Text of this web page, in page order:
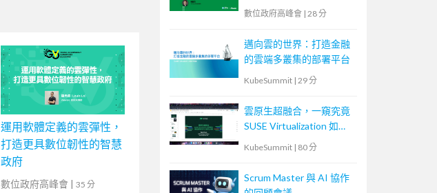
運用軟體定義的雲彈性，
打造更具數位韌性的智慧
政府
數位政府高峰會 | 35 分
數位政府高峰會 | 28 分
邁向雲的世界：打造金融
的雲端多叢集的部署平台
KubeSummit | 29 分
雲原生超融合，一窺究竟
SUSE Virtualization 如何
解決傳統應用與現代化雲
KubeSummit | 80 分
Scrum Master 與 AI 協作